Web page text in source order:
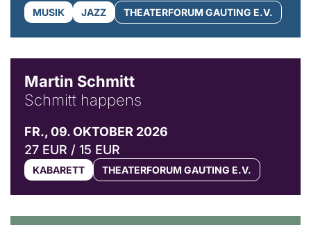
MUSIK JAZZ THEATERFORUM GAUTING E.V.
Martin Schmitt
Schmitt happens
FR., 09. OKTOBER 2026
27 EUR / 15 EUR
KABARETT THEATERFORUM GAUTING E.V.